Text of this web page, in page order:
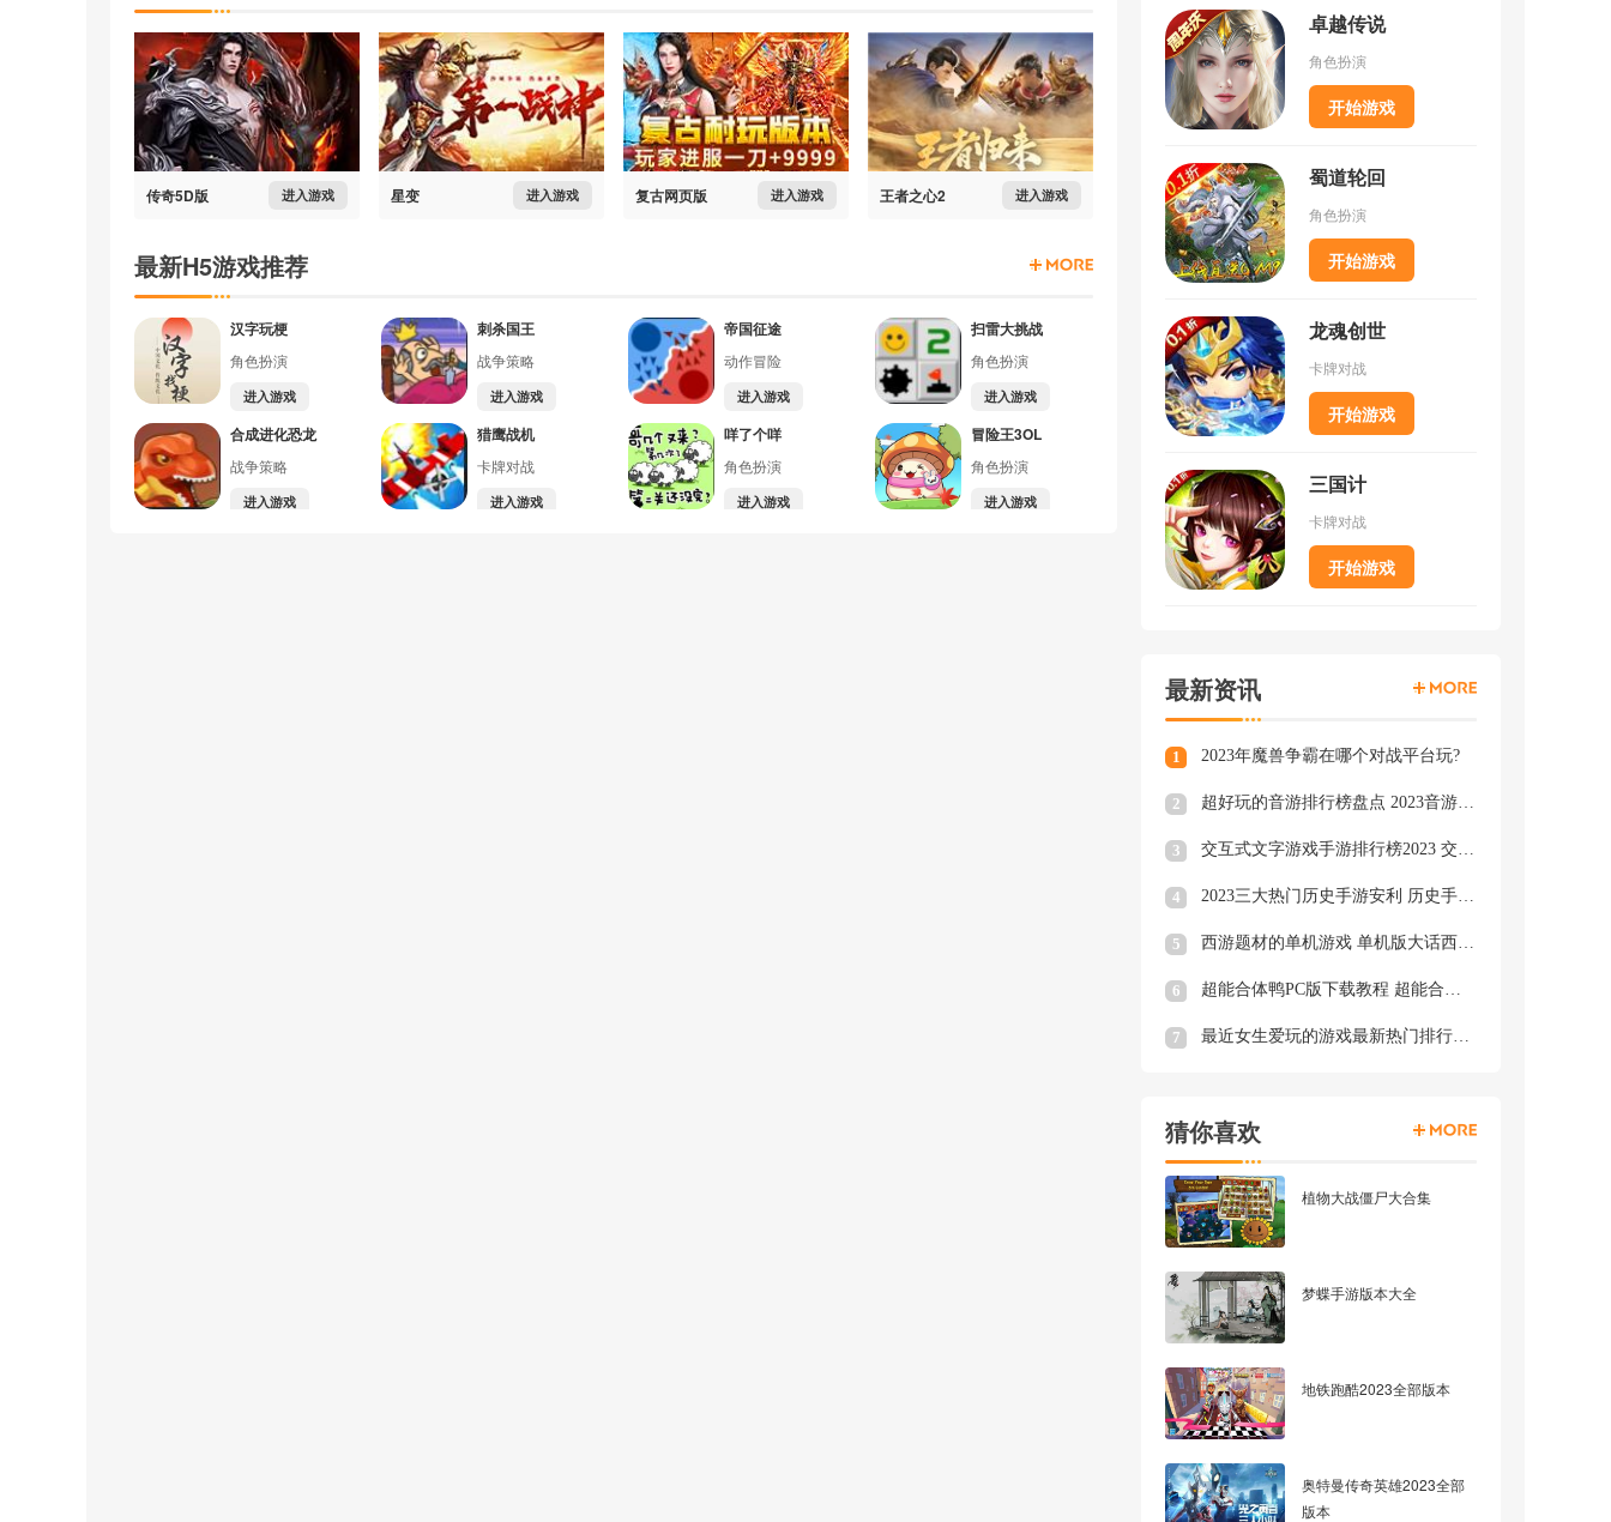
传奇5D版 进入游戏 星变 进入游戏 复古网页版 进入游戏 王者之心2 进入游戏
最新H5游戏推荐
汉字玩梗
角色扮演
进入游戏
刺杀国王
战争策略
进入游戏
帝国征途
动作冒险
进入游戏
扫雷大挑战
角色扮演
进入游戏
合成进化恐龙
战争策略
进入游戏
猎鹰战机
卡牌对战
进入游戏
咩了个咩
角色扮演
进入游戏
冒险王3OL
角色扮演
进入游戏
卓越传说
角色扮演
开始游戏
蜀道轮回
角色扮演
开始游戏
龙魂创世
卡牌对战
开始游戏
三国计
卡牌对战
开始游戏
最新资讯
1 2023年魔兽争霸在哪个对战平台玩?
2 超好玩的音游排行榜盘点 2023音游排行榜TOP3
3 交互式文字游戏手游排行榜2023 交互式文字手游大全
4 2023三大热门历史手游安利 历史手游类型游戏大合集
5 西游题材的单机游戏 单机版大话西游下载
6 超能合体鸭PC版下载教程 超能合体鸭最新PC版模拟器下载安装
7 最近女生爱玩的游戏最新热门排行榜 最近女生爱玩的游戏推荐
猜你喜欢
植物大战僵尸大合集
梦蝶手游版本大全
地铁跑酷2023全部版本
奥特曼传奇英雄2023全部
版本